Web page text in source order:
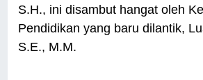
S.H., ini disambut hangat oleh
Pendidikan yang baru dilantik,
S.E., M.M.